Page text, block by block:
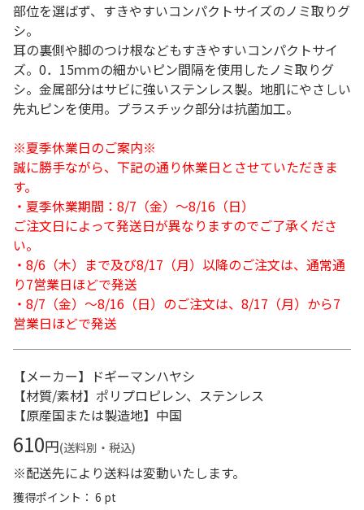
部位を選ばず、すきやすいコンパクトサイズのノミ取りグ
シ。
耳の裏側や脚のつけ根などもすきやすいコンパクトサイ
ズ。0．15ｍｍの細かいピン間隔を使用したノミ取りグ
シ。金属部分はサビに強いステンレス製。地肌にやさしい
先丸ピンを使用。プラスチック部分は抗菌加工。
※夏季休業日のご案内※
誠に勝手ながら、下記の通り休業日とさせていただきま
す。
・夏季休業期間：8/7（金）～8/16（日）
ご注文日によって発送日が異なりますのでご了承くださ
い。
・8/6（木）まで及び8/17（月）以降のご注文は、通常通
り7営業日ほどで発送
・8/7（金）～8/16（日）のご注文は、8/17（月）から7
営業日ほどで発送
【メーカー】ドギーマンハヤシ
【材質/素材】ポリプロピレン、ステンレス
【原産国または製造地】中国
610円(送料別・税込)
※配送先により送料は変動いたします。
獲得ポイント： 6 pt